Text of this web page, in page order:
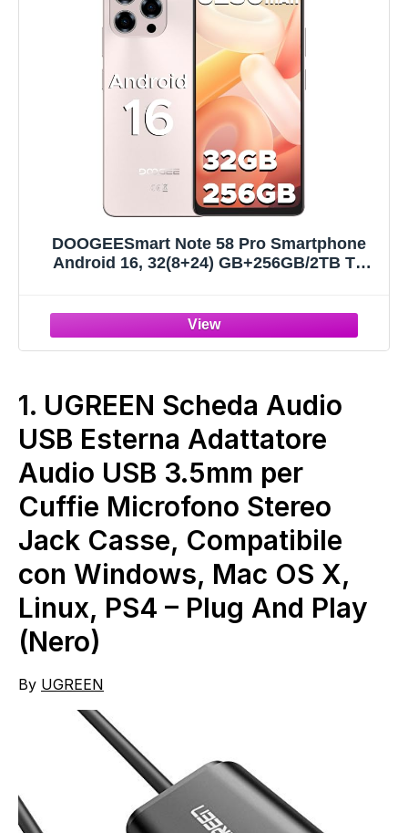
DOOGEESmart Note 58 Pro Smartphone
Android 16, 32(8+24) GB+256GB/2TB TF
Cellulare, 4G Dual SIM/Octa Core/Widevine
L1/NFC/OTG/Face ID/GPS
1. UGREEN Scheda Audio
USB Esterna Adattatore
Audio USB 3.5mm per
Cuffie Microfono Stereo
Jack Casse, Compatibile
con Windows, Mac OS X,
Linux, PS4 – Plug And Play
(Nero)
By UGREEN